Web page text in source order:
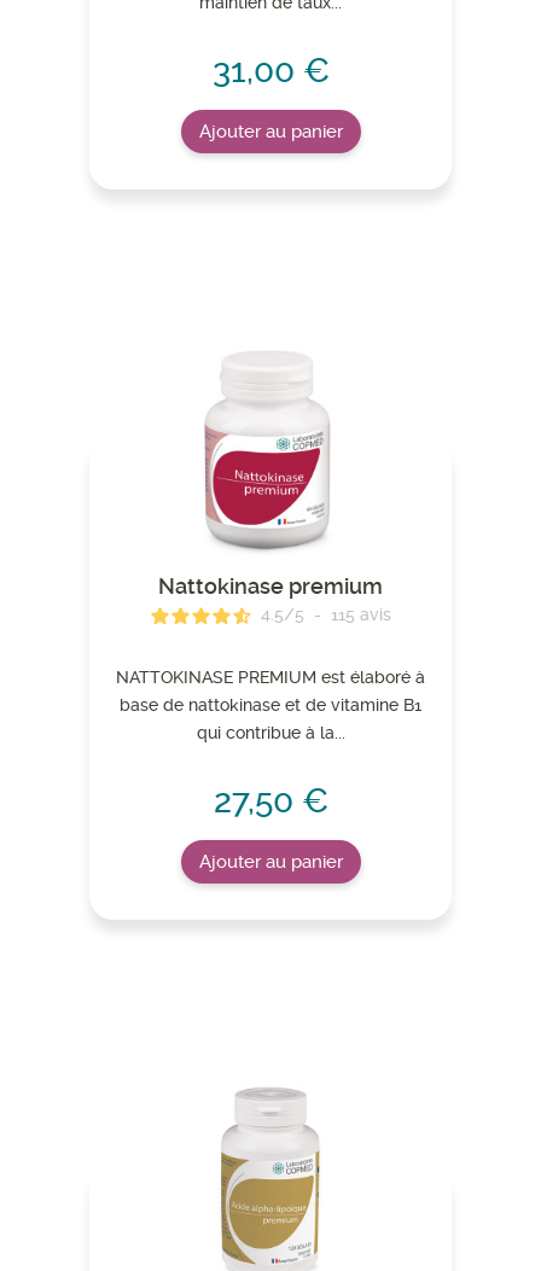
31,00 €
Ajouter au panier
Nattokinase premium
4.5/5 - 115 avis
NATTOKINASE PREMIUM est élaboré à
base de nattokinase et de vitamine B1
qui contribue à la...
27,50 €
Ajouter au panier